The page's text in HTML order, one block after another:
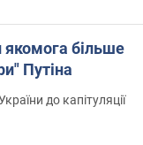
якомога більше
Путіна
до капітуляції